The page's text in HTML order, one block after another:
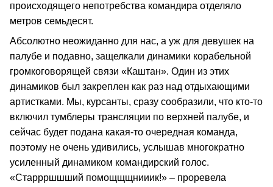
происходящего непотребства командира отделяло
метров семьдесят.
Абсолютно неожиданно для нас, а уж для девушек на
палубе и подавно, защелкали динамики корабельной
громкоговорящей связи «Каштан». Один из этих
динамиков был закреплен как раз над отдыхающими
артистками. Мы, курсанты, сразу сообразили, что кто-то
включил тумблеры трансляции по верхней палубе, и
сейчас будет подана какая-то очередная команда,
поэтому не очень удивились, услышав многократно
усиленный динамиком командирский голос.
«Старрршшший помощщщнииик!» – проревела